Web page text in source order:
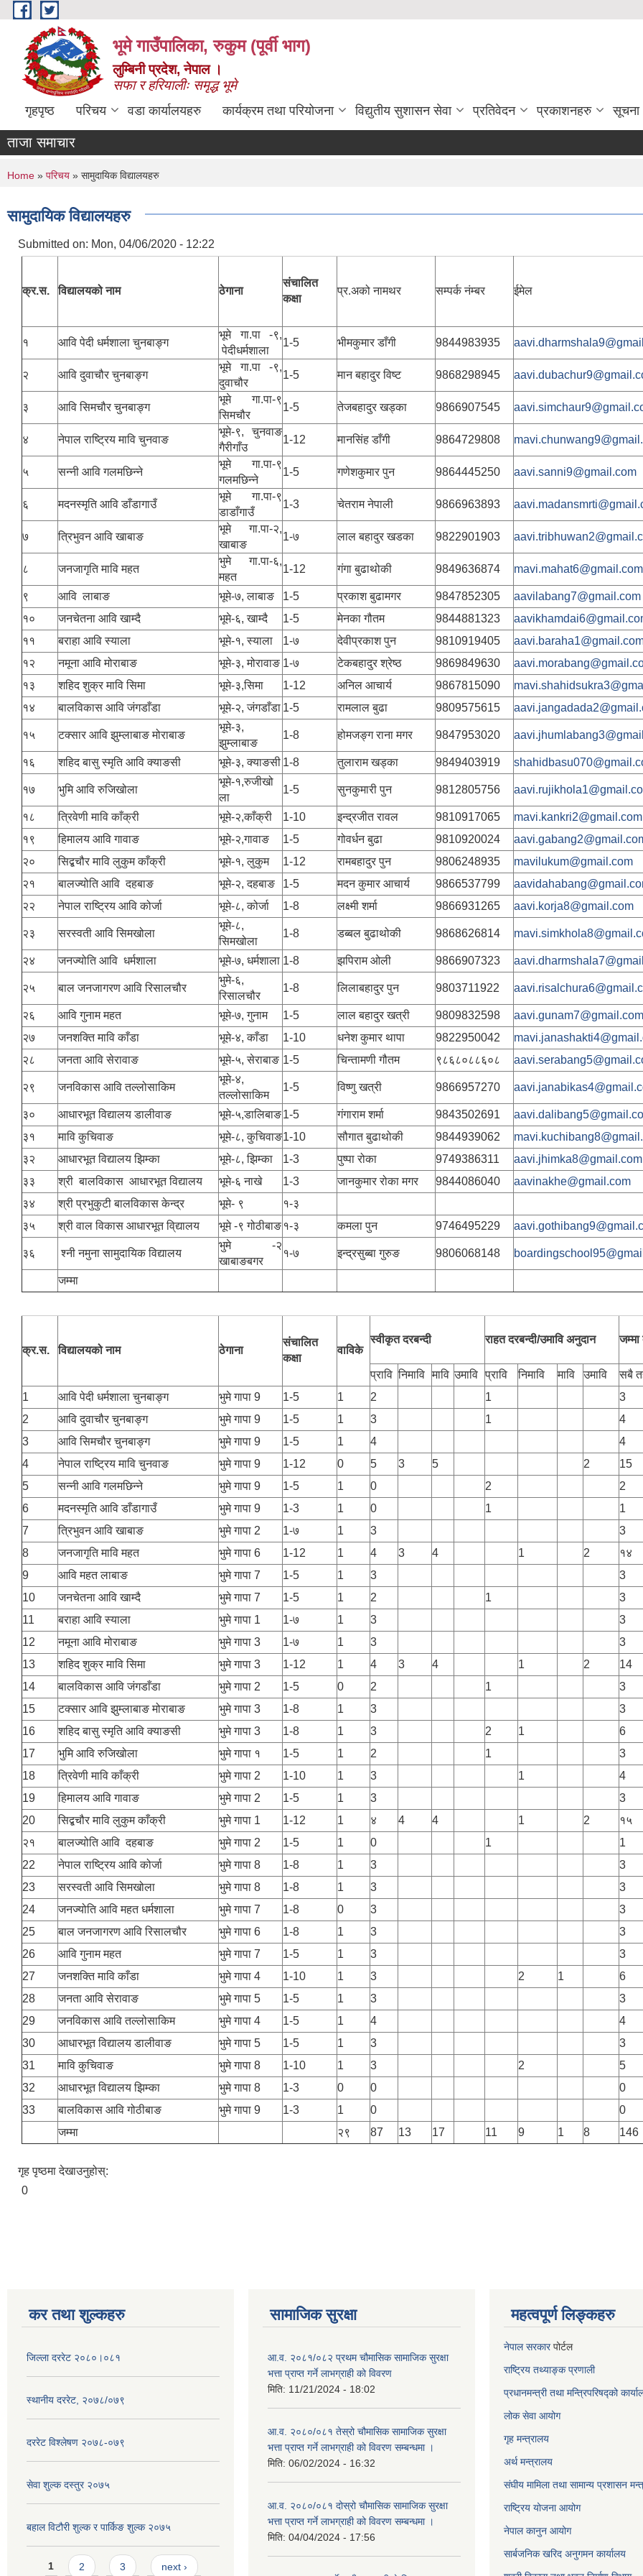
Skip to main content
भूमे गाउँपालिका, रुकुम (पूर्वी भाग)
लुम्बिनी प्रदेश, नेपाल ।
सफा र हरियालीः समृद्ध भूमे
गृहपृष्ठ परिचय वडा कार्यालयहरु कार्यक्रम तथा परियोजना विद्युतीय सुशासन सेवा प्रतिवेदन प्रकाशनहरु
ताजा समाचार
You are here
Home » परिचय » सामुदायिक विद्यालयहरु
सामुदायिक विद्यालयहरु
Submitted on: Mon, 04/06/2020 - 12:22
क्र.स. विद्यालयको नाम ठेगाना
संचालित
कक्षा
प्र.अको नामथर सम्पर्क नंम्बर ईमेल
१ आवि पेदी धर्मशाला चुनबाङ्ग
भूमे गा.पा -९,
पेदीधर्मशाला
1-5 भीमकुमार डाँगी 9844983935
२ आवि दुवाचौर चुनबाङ्ग
भूमे गा.पा -९,
दुवाचौर
1-5 मान बहादुर विष्ट 9868298945
३ आवि सिमचौर चुनबाङ्ग
भूमे गा.पा-९
सिमचौर
1-5 तेजबहादुर खड्का 9866907545
४ नेपाल राष्ट्रिय मावि चुनवाङ
भूमे-९, चुनवाङ
गैरीगाँउ
1-12 मानसिंह डाँगी 9864729808
५ सन्नी आवि गलमछिन्ने
भूमे गा.पा-९
गलमछिन्ने
1-5 गणेशकुमार पुन 9864445250 aavi.sanni9@gmail.com
६ मदनस्मृति आवि डाँडागाउँ
भूमे गा.पा-९
डाडाँगाउँ
1-3 चेतराम नेपाली 9866963893
७ त्रिभुवन आवि खाबाङ
भूमे गा.पा-२,
खाबाङ
1-७ लाल बहादुर खडका 9822901903
८ जनजागृति मावि महत
भुमे गा.पा-६,
महत
1-12 गंगा बुढाथोकी 9849636874 mavi.mahat6@gmail.com
९ आवि लाबाङ भूमे-७, लाबाङ 1-5 प्रकाश बुढामगर 9847852305 aavilabang7@gmail.com
१०
जनचेतना आवि खाम्दै भूमे-६, खाम्दै 1-5 मेनका गौतम 9844881323
११
बराहा आवि स्याला भूमे-१, स्याला 1-७ देवीप्रकाश पुन 9810919405
१२
नमूना आवि मोराबाङ भूमे-३, मोरावाङ 1-७ टेकबहादुर श्रेष्ठ 9869849630
१३
शहिद शुक्र मावि सिमा भूमे-३,सिमा 1-12 अनिल आचार्य 9867815090
१४
बालविकास आवि जंगडाँडा भूमे-२, जंगडाँडा 1-5 रामलाल बुढा 9809575615
१५ टक्सार आवि झुम्लाबाङ मोराबाङ
भूमे-३,
झुम्लाबाङ
1-8 होमजङ्ग राना मगर 9847953020
१६ शहिद बासु स्मृति आवि क्याङसी भूमे-३, क्याङसी 1-8 तुलाराम खड्का 9849403919
१७ भुमि आवि रुजिखोला
भूमे-१,रुजीखो
ला
1-5 सुनकुमारी पुन 9812805756
१८ त्रिवेणी मावि काँक्री भूमे-२,काँक्री 1-10 इन्द्रजीत रावल 9810917065 mavi.kankri2@gmail.com
१९
हिमालय आवि गावाङ भूमे-२,गावाङ 1-5 गोवर्धन बुढा 9810920024
२०
सिद्बचौर मावि लुकुम काँक्री भूमे-१, लुकुम 1-12 रामबहादुर पुन 9806248935 mavilukum@gmail.com
२१
बालज्योति आवि दहबाङ भूमे-२, दहबाङ 1-5 मदन कुमार आचार्य 9866537799
२२
नेपाल राष्ट्रिय आवि कोर्जा भूमे-८, कोर्जा 1-8 लक्ष्मी शर्मा 9866931265 aavi.korja8@gmail.com
२३ सरस्वती आवि सिमखोला
भूमे-८,
सिमखोला
1-8 डब्बल बुढाथोकी 9868626814
२४ जनज्योति आवि धर्मशाला भूमे-७, धर्मशाला 1-8 झपिराम ओली 9866907323
२५ बाल जनजागरण आवि रिसालचौर
भुमे-६,
रिसालचौर
1-8 लिलाबहादुर पुन 9803711922
२६ आवि गुनाम महत भूमे-७, गुनाम 1-5 लाल बहादुर खत्री 9809832598 aavi.gunam7@gmail.com
२७
जनशक्ति मावि काँडा भूमे-४, काँडा 1-10 धनेश कुमार थापा 9822950042
२८
जनता आवि सेरावाङ भूमे-५, सेराबाङ 1-5 चिन्तामणी गौतम ९८६८०८८६०८
२९ जनविकास आवि तल्लोसाकिम
भूमे-४,
तल्लोसाकिम
1-5 विष्णु खत्री 9866957270
३० आधारभूत विद्यालय डालीवाङ भूमे-५,डालिबाङ1-5 गंगाराम शर्मा 9843502691
३१
मावि कुचिवाङ भूमे-८, कुचिवाङ1-10 सौगात बुढाथोकी 9844939062
३२
आधारभूत विद्यालय झिम्का भूमे-८, झिम्का 1-3 पुष्पा रोका 9749386311 aavi.jhimka8@gmail.com
३३
श्री बालविकास आधारभूत विद्यालय भूमे-६ नाखे 1-3 जानकुमार रोका मगर 9844086040 aavinakhe@gmail.com
३४
श्री प्रभुकुटी बालविकास केन्द्र भूमे- ९ १-३
३५
श्री वाल विकास आधारभूत वि्द्यालय भूमे -९ गोठीबाङ१-३ कमला पुन 9746495229
३६ श्नी नमुना सामुदायिक विद्यालय
भुमे -२
खाबाङबगर
१-७ इन्द्रसुब्बा गुरुङ 9806068148
जम्मा
क्र.स. विद्यालयको नाम ठेगाना
संचालित
कक्षा
वाविके
स्वीकृत दरबन्दी राहत दरबन्दी/उमावि अनुदान जम्मा
प्रावि निमावि मावि उमावि प्रावि निमावि मावि उमावि
सबै
1
आवि पेदी धर्मशाला चुनबाङ्ग भुमे गापा 9 1-5 1 2 1
3
2
आवि दुवाचौर चुनबाङ्ग भुमे गापा 9 1-5 1 3 1
4
3
आवि सिमचौर चुनबाङ्ग भुमे गापा 9 1-5 1 4
4
4
नेपाल राष्ट्रिय मावि चुनवाङ भुमे गापा 9 1-12 0 5 3 5 2
15
5
सन्नी आवि गलमछिन्ने भुमे गापा 9 1-5 1 0 2
2
6
मदनस्मृति आवि डाँडागाउँ भुमे गापा 9 1-3 1 0 1
1
7
त्रिभुवन आवि खाबाङ भुमे गापा 2 1-७ 1 3
3
8
जनजागृति मावि महत भुमे गापा 6 1-12 1 4 3 4 1 2
१४
9
आवि महत लाबाङ भुमे गापा 7 1-5 1 3
3
10
जनचेतना आवि खाम्दै भुमे गापा 7 1-5 1 2 1
3
11
बराहा आवि स्याला भुमे गापा 1 1-७ 1 3
3
12
नमूना आवि मोराबाङ भुमे गापा 3 1-७ 1 3
3
13
शहिद शुक्र मावि सिमा भुमे गापा 3 1-12 1 4 3 4 1 2
14
14
बालविकास आवि जंगडाँडा भुमे गापा 2 1-5 0 2 1
3
15
टक्सार आवि झुम्लाबाङ मोराबाङ भुमे गापा 3 1-8 1 3
3
16
शहिद बासु स्मृति आवि क्याङसी भुमे गापा 3 1-8 1 3 2 1
6
17
भुमि आवि रुजिखोला भुमे गापा १ 1-5 1 2 1
3
18
त्रिवेणी मावि काँक्री भुमे गापा 2 1-10 1 3 1
4
19
हिमालय आवि गावाङ भुमे गापा 2 1-5 1 3
3
20
सिद्बचौर मावि लुकुम काँक्री भुमे गापा 1 1-12 1 ४ 4 4 1 2
१५
२१
बालज्योति आवि दहबाङ भुमे गापा 2 1-5 1 0 1
1
22
नेपाल राष्ट्रिय आवि कोर्जा भुमे गापा 8 1-8 1 3
3
23
सरस्वती आवि सिमखोला भुमे गापा 8 1-8 1 3
3
24
जनज्योति आवि महत धर्मशाला भुमे गापा 7 1-8 0 3
3
25
बाल जनजागरण आवि रिसालचौर भुमे गापा 6 1-8 1 3
3
26
आवि गुनाम महत भुमे गापा 7 1-5 1 3
3
27
जनशक्ति मावि काँडा भुमे गापा 4 1-10 1 3 2 1
6
28
जनता आवि सेरावाङ भुमे गापा 5 1-5 1 3
3
29
जनविकास आवि तल्लोसाकिम भुमे गापा 4 1-5 1 4
4
30
आधारभूत विद्यालय डालीवाङ भुमे गापा 5 1-5 1 3
3
31
मावि कुचिवाङ भुमे गापा 8 1-10 1 3 2
5
32
आधारभूत विद्यालय झिम्का भुमे गापा 8 1-3 0 0
0
33
बालविकास आवि गोठीबाङ भुमे गापा 9 1-3 1 0
0
जम्मा
२९ 87 13 17 11 9 1 8 146
गृह पृष्ठमा देखाउनुहोस्:
0
कर तथा शुल्कहरु
जिल्ला दररेट २०८०।०८१
स्थानीय दररेट, २०७८/०७९
दररेट विश्लेषण २०७८-०७९
सेवा शुल्क दस्तुर २०७५
बहाल विटौरी शुल्क र पार्किङ शुल्क २०७५
Pages
1 2 3 next ›
सामाजिक सुरक्षा
आ.व. २०८१/०८२ प्रथम चौमासिक सामाजिक सुरक्षा
भत्ता प्राप्त गर्ने लाभग्राही को विवरण
मिति: 11/21/2024 - 18:02
आ.व. २०८०/०८१ तेस्रो चौमासिक सामाजिक सुरक्षा
भत्ता प्राप्त गर्ने लाभग्राही को विवरण सम्बन्धमा ।
मिति: 06/02/2024 - 16:32
आ.व. २०८०/०८१ दोस्रो चौमासिक सामाजिक सुरक्षा
भत्ता प्राप्त गर्ने लाभग्राही को विवरण सम्बन्धमा ।
मिति: 04/04/2024 - 17:56
महत्वपूर्ण लिङ्कहरु
नेपाल सरकारपोर्टल
राष्ट्रिय तथ्याङ्क प्रणाली
प्रधानमन्त्री तथा मन्त्रिपरिषद्को
लोक सेवाआयोग
गृह मन्त्रालय
अर्थ मन्त्रालय
संघीय मामिला तथा सामान्य प्रशासन
राष्ट्रिय योजना आयोग
नेपाल कानुन आयोग
सार्बजनिक खरिद अनुगमन कार्यालय